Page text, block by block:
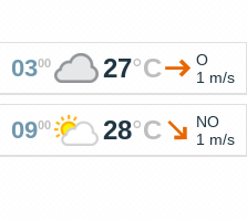
0300 27°C
O
1 m/s
0900 28°C
NO
1 m/s